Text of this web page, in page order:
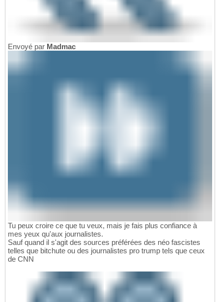
Envoyé par Madmac
Tu peux croire ce que tu veux, mais je fais plus confiance à
mes yeux qu'aux journalistes.
Sauf quand il s'agit des sources préférées des néo fascistes
telles que bitchute ou des journalistes pro trump tels que ceux
de CNN